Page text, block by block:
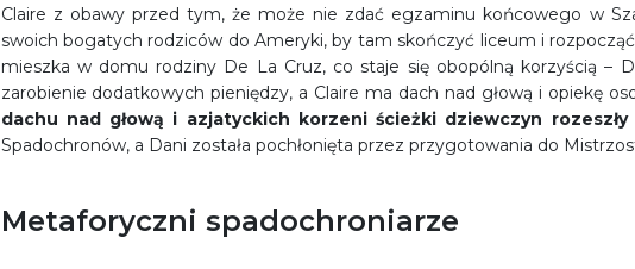
Claire z obawy przed tym, że może nie zdać egzaminu końcowego w
swoich bogatych rodziców do Ameryki, by tam skończyć liceum i
mieszka w domu rodziny De La Cruz, co staje się obopólną korzyścią –
zarobienie dodatkowych pieniędzy, a Claire ma dach nad głową i opiekę
dachu nad głową i azjatyckich korzeni ścieżki dziewczyn rozeszły
Spadochronów, a Dani została pochłonięta przez przygotowania do
Metaforyczni spadochroniarze